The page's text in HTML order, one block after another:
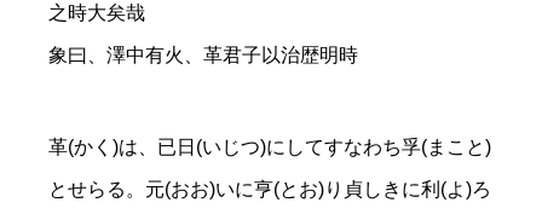
之時大矣哉
象曰、澤中有火、革君子以治歴明時
革(かく)は、已日(いじつ)にしてすなわち孚(まこと)
とせらる。元(おお)いに亨(とお)り貞しきに利(よ)ろ